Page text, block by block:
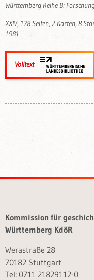
Württemberg Reihe B:
XXIV, 178 Seiten, 2 Karten, 8
1981
Volltext
Kommission für
Württemberg KdöR
Werastraße 28
70182 Stuttgart
Tel: 0711 21829112-0